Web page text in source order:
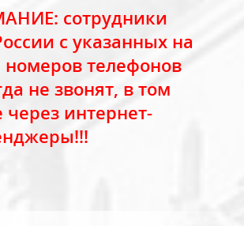
сотрудники
с указанных на
номеров телефонов
не звонят, в том
через интернет-